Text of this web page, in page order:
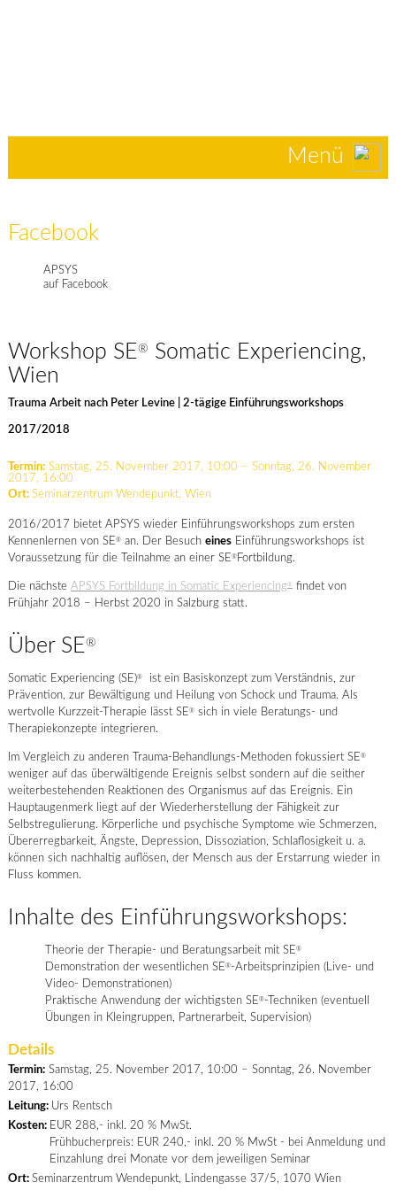
Menü
Facebook
APSYS
auf Facebook
Workshop SE®
Somatic Experiencing,
Wien
Trauma Arbeit nach Peter Levine | 2-tägige Einführungsworkshops
2017/2018
Termin:Samstag, 25. November 2017, 10:00 – Sonntag, 26. November
2017, 16:00
Ort: Seminarzentrum Wendepunkt, Wien
2016/2017 bietet APSYS wieder Einführungsworkshops zum ersten
Kennenlernen von SE®an. Der Besuch einesEinführungsworkshops ist
Voraussetzung für die Teilnahme an einer SE®Fortbildung.
Die nächste APSYS Fortbildung in Somatic Experiencing ® findet von
Frühjahr 2018 – Herbst 2020 in Salzburg statt.
Über SE®
Somatic Experiencing (SE)®ist ein Basiskonzept zum Verständnis, zur
Prävention, zur Bewältigung und Heilung von Schock und Trauma. Als
wertvolle Kurzzeit-Therapie lässt SE®sich in viele Beratungs- und
Therapiekonzepte integrieren.
Im Vergleich zu anderen Trauma-Behandlungs-Methoden fokussiert SE®
weniger auf das überwältigende Ereignis selbst sondern auf die seither
weiterbestehenden Reaktionen des Organismus auf das Ereignis. Ein
Hauptaugenmerk liegt auf der Wiederherstellung der Fähigkeit zur
Selbstregulierung. Körperliche und psychische Symptome wie Schmerzen,
Übererregbarkeit, Ängste, Depression, Dissoziation, Schlaflosigkeit u. a.
können sich nachhaltig auflösen, der Mensch aus der Erstarrung wieder in
Fluss kommen.
Inhalte des Einführungsworkshops:
Theorie der Therapie- und Beratungsarbeit mit SE®
Demonstration der wesentlichen SE®-Arbeitsprinzipien (Live- und
Video- Demonstrationen)
Praktische Anwendung der wichtigsten SE®-Techniken (eventuell
Übungen in Kleingruppen, Partnerarbeit, Supervision)
Details
Termin:Samstag, 25. November 2017, 10:00 – Sonntag, 26. November
2017, 16:00
Leitung: Urs Rentsch
Kosten: EUR 288,- inkl. 20 % MwSt.
Frühbucherpreis: EUR 240,- inkl. 20 % MwSt - bei Anmeldung und
Einzahlung drei Monate vor dem jeweiligen Seminar
Ort: Seminarzentrum Wendepunkt, Lindengasse 37/5, 1070 Wien